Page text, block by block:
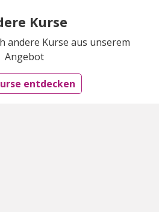
Kurse
andere Kurse aus unserem
Angebot
entdecken